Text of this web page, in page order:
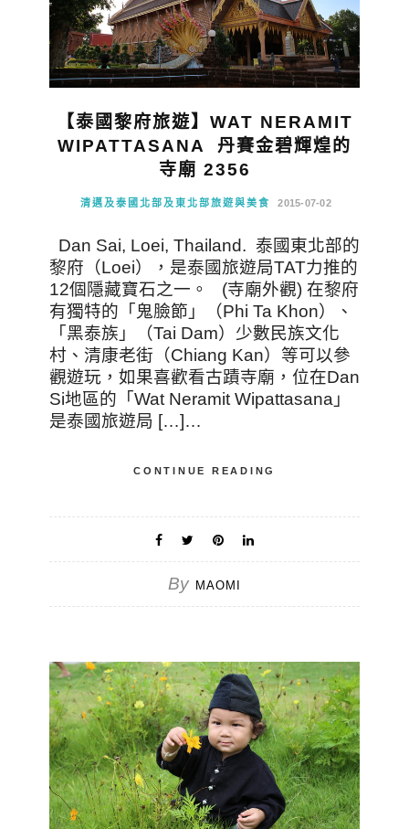
【泰國黎府旅遊】WAT NERAMIT
WIPATTASANA 丹賽金碧輝煌的
寺廟 2356
清邁及泰國北部及東北部旅遊與美食 2015-07-02
Dan Sai, Loei, Thailand. 泰國東北部的
黎府（Loei），是泰國旅遊局TAT力推的
12個隱藏寶石之一。 (寺廟外觀) 在黎府
有獨特的「鬼臉節」（Phi Ta Khon）、
「黑泰族」（Tai Dam）少數民族文化
村、清康老街（Chiang Kan）等可以參
觀遊玩，如果喜歡看古蹟寺廟，位在Dan
Si地區的「Wat Neramit Wipattasana」
是泰國旅遊局 […]…
CONTINUE READING
By MAOMI